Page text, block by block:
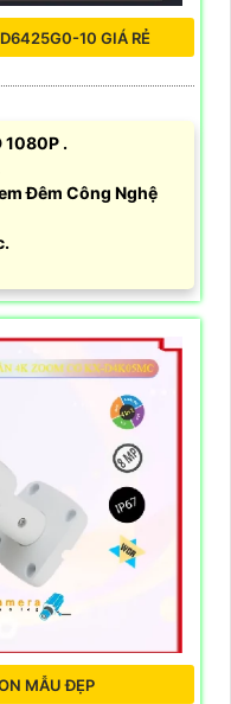
10 GIÁ RẺ
1080P .
Đêm Công Nghệ
MẪU ĐẸP